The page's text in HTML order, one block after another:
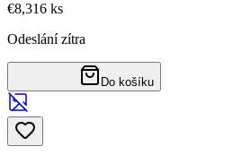
€8,316 ks
Odeslání zítra
Do košíku